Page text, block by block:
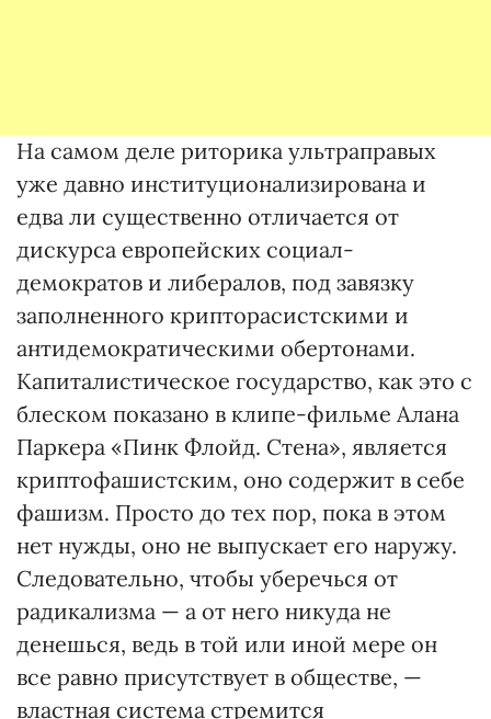
На самом деле риторика ультраправых
уже давно институционализирована и
едва ли существенно отличается от
дискурса европейских социал-
демократов и либералов, под завязку
заполненного крипторасистскими и
антидемократическими обертонами.
Капиталистическое государство, как это с
блеском показано в клипе-фильме Алана
Паркера «Пинк Флойд. Стена», является
криптофашистским, оно содержит в себе
фашизм. Просто до тех пор, пока в этом
нет нужды, оно не выпускает его наружу.
Следовательно, чтобы уберечься от
радикализма — а от него никуда не
денешься, ведь в той или иной мере он
все равно присутствует в обществе, —
властная система стремится